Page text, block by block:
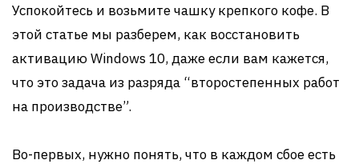
Успокойтесь и возьмите чашку крепкого кофе. В
этой статье мы разберем, как восстановить
активацию Windows 10, даже если вам кажется,
что это задача из разряда “второстепенных работ
на производстве”.
Во-первых, нужно понять, что в каждом сбое есть